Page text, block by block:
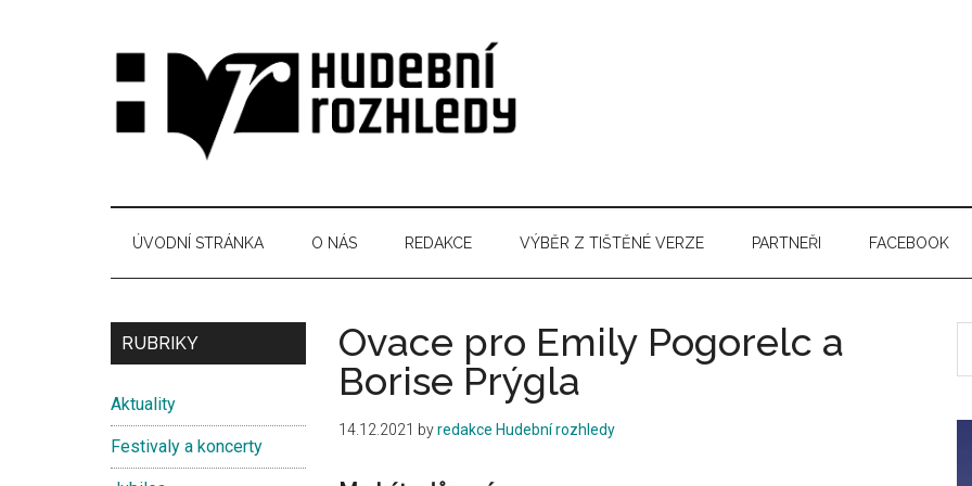
Hudební
rozhledy
hudební
ÚVODNÍ STRÁNKA O NÁS REDAKCE VÝBĚR Z TIŠTĚNÉ VERZE PARTNEŘI FACEBOOK
Ovace pro Emily Pogorelc a
Borise Prýgla
14.12.2021 byredakce Hudební rozhledy
...
Secondary
RUBRIKY
Aktuality
Festivaly a koncerty